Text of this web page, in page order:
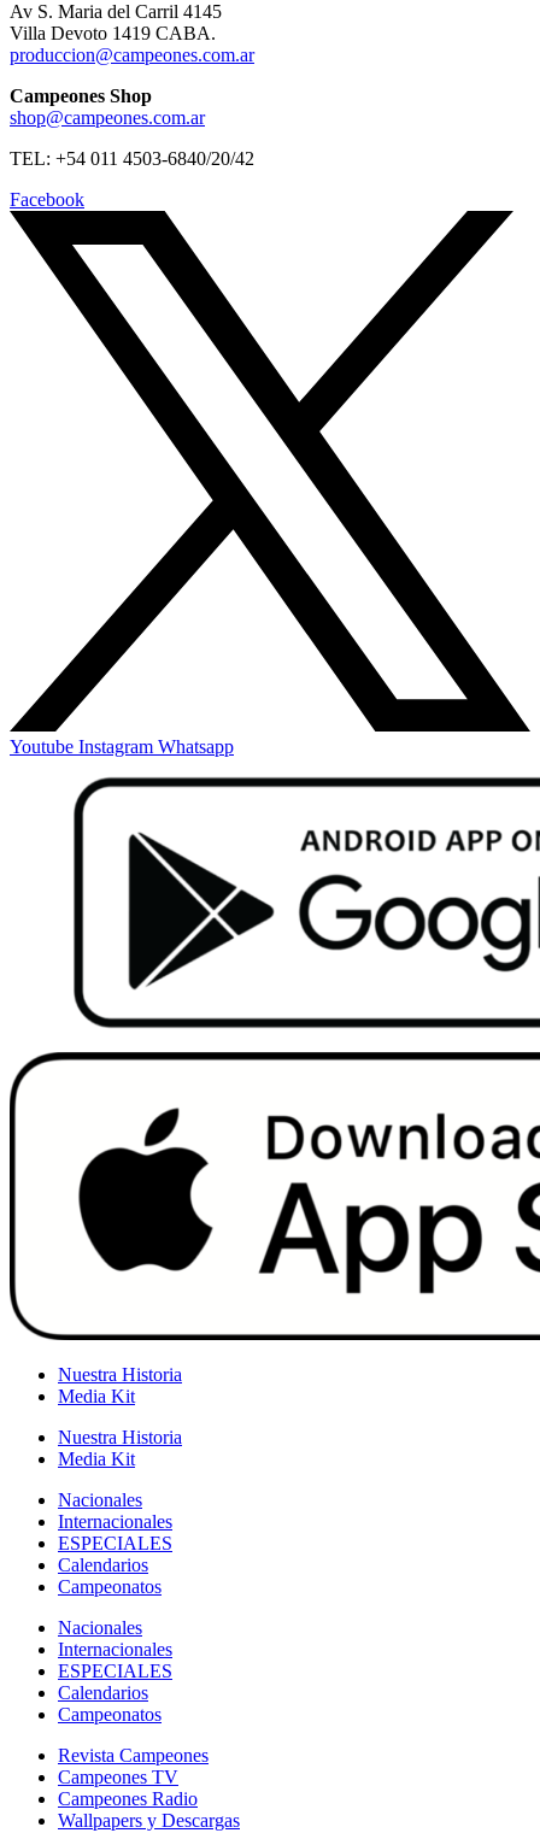
Av S. Maria del Carril 4145
Villa Devoto 1419 CABA.
produccion@campeones.com.ar
Campeones Shop
shop@campeones.com.ar
TEL: +54 011 4503-6840/20/42
Facebook
Youtube Instagram Whatsapp
Nuestra Historia
Media Kit
Nuestra Historia
Media Kit
Nacionales
Internacionales
ESPECIALES
Calendarios
Campeonatos
Nacionales
Internacionales
ESPECIALES
Calendarios
Campeonatos
Revista Campeones
Campeones TV
Campeones Radio
Wallpapers y Descargas